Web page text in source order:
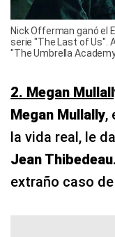
Nick Offerman ganó el
serie "The Last of Us".
"The Umbrella
2. Megan
Megan Mullally,
la vida real, le
Jean Thibedeau
extraño caso de